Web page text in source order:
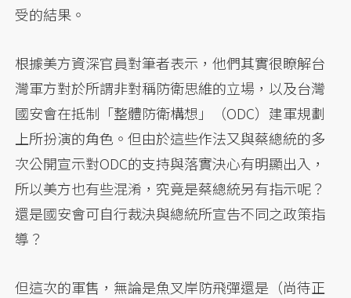
受的結果。
根據美方資深官員對筆者表示，他們其實很瞭解台
灣軍方對於所謂非對稱防衛思維的立場，以及台灣
國安會在抵制「整體防衛構想」（ODC）建軍規劃
上所扮演的角色。但由於這些作法又與蔡總統的多
次公開宣示對ODC的支持與落實決心有明顯出入，
所以美方也有些混淆，究竟是蔡總統另有指示呢？
還是國安會可自行裁決與總統所宣告不同之政策指
導？
但這次的軍售，無論是魚叉岸防飛彈還是（尚待正